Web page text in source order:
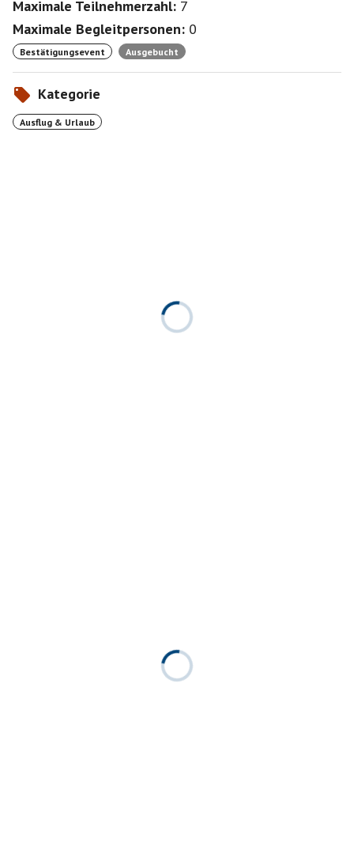
Maximale Teilnehmerzahl: 7
Maximale Begleitpersonen: 0
Bestätigungsevent Ausgebucht
Kategorie
Ausflug & Urlaub